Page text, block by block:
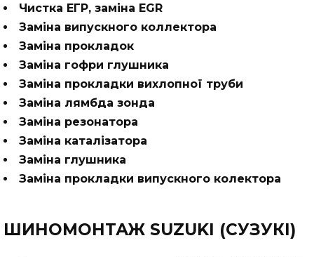
Чистка ЕГР, заміна EGR
Заміна випускного коллектора
Заміна прокладок
Заміна гофри глушника
Заміна прокладки вихлопної труби
Заміна лямбда зонда
Заміна резонатора
Заміна каталізатора
Заміна глушника
Заміна прокладки випускного колектора
ШИНОМОНТАЖ SUZUKI (СУЗУКІ)